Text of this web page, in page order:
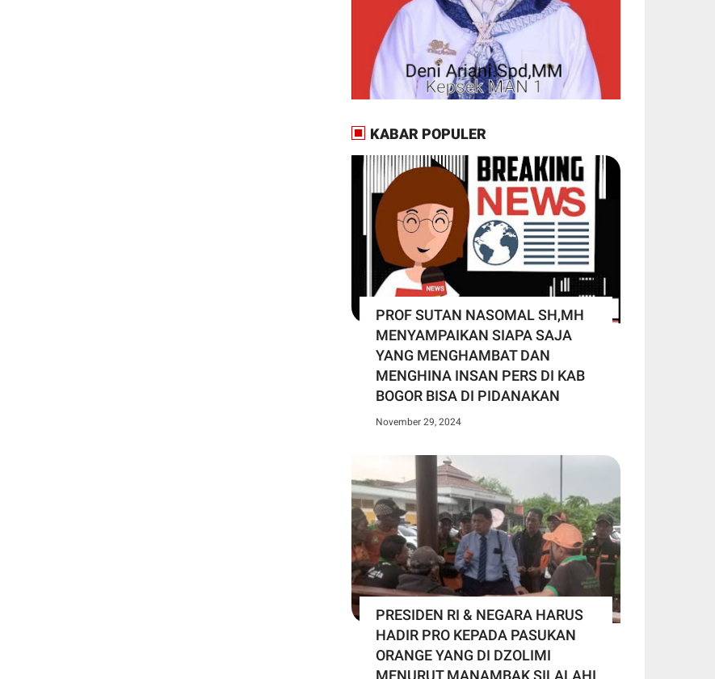
KABAR POPULER
PROF SUTAN NASOMAL SH,MH
MENYAMPAIKAN SIAPA SAJA
YANG MENGHAMBAT DAN
MENGHINA INSAN PERS DI KAB
BOGOR BISA DI PIDANAKAN
November 29, 2024
PRESIDEN RI & NEGARA HARUS
HADIR PRO KEPADA PASUKAN
ORANGE YANG DI DZOLIMI
MENURUT MANAMBAK SILALAHI